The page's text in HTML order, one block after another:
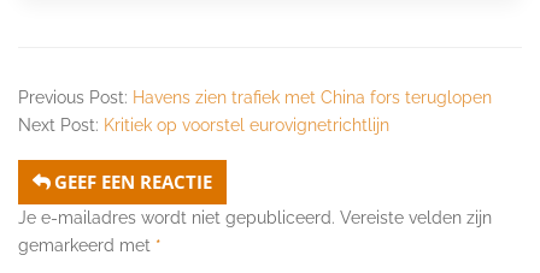
Previous Post: Havens zien trafiek met China fors teruglopen
Next Post: Kritiek op voorstel eurovignetrichtlijn
GEEF EEN REACTIE
Je e-mailadres wordt niet gepubliceerd. Vereiste velden zijn
gemarkeerd met *